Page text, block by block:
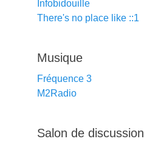
Infobidouille
There's no place like ::1
Musique
Fréquence 3
M2Radio
Salon de discussion